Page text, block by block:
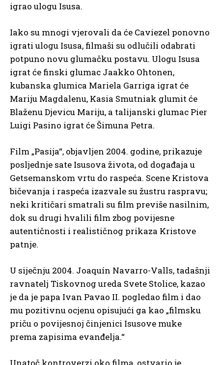
igrao ulogu Isusa.
Iako su mnogi vjerovali da će Caviezel ponovno
igrati ulogu Isusa, filmaši su odlučili odabrati
potpuno novu glumačku postavu. Ulogu Isusa
igrat će finski glumac Jaakko Ohtonen,
kubanska glumica Mariela Garriga igrat će
Mariju Magdalenu, Kasia Smutniak glumit će
Blaženu Djevicu Mariju, a talijanski glumac Pier
Luigi Pasino igrat će Šimuna Petra.
Film „Pasija“, objavljen 2004. godine, prikazuje
posljednje sate Isusova života, od događaja u
Getsemanskom vrtu do raspeća. Scene Kristova
bičevanja i raspeća izazvale su žustru raspravu;
neki kritičari smatrali su film previše nasilnim,
dok su drugi hvalili film zbog povijesne
autentičnosti i realističnog prikaza Kristove
patnje.
U siječnju 2004. Joaquín Navarro-Valls, tadašnji
ravnatelj Tiskovnog ureda Svete Stolice, kazao
je da je papa Ivan Pavao II. pogledao film i dao
mu pozitivnu ocjenu opisujući ga kao „filmsku
priču o povijesnoj činjenici Isusove muke
prema zapisima evanđelja.“